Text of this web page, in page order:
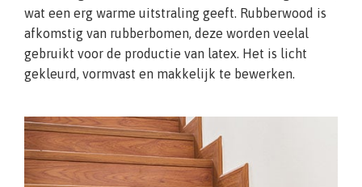
wat een erg warme uitstraling geeft. Rubberwood is
afkomstig van rubberbomen, deze worden veelal
gebruikt voor de productie van latex. Het is licht
gekleurd, vormvast en makkelijk te bewerken.